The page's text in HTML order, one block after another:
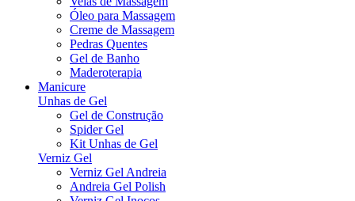
Óleo para Massagem
Creme de Massagem
Pedras Quentes
Gel de Banho
Maderoterapia
Manicure
Unhas de Gel
Gel de Construção
Spider Gel
Kit Unhas de Gel
Verniz Gel
Verniz Gel Andreia
Andreia Gel Polish